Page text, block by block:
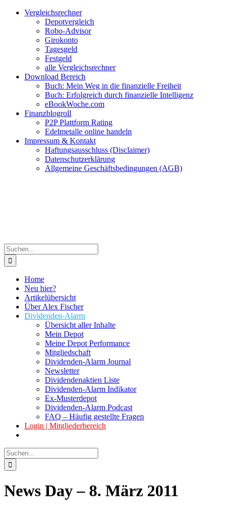
Zum
Facebook
Twitter
Instagram
Pinterest
YouTubeVergleichsrechner
Depotvergleich
Robo-Advisor
Girokonto
Tagesgeld
Festgeld
alle Vergleichsrechner
Download Bereich
Buch: Mein Weg in die finanzielle Freiheit
Buch: Erfolgreich durch finanzielle Intelligenz
eBookWoche.com
Finanzblogroll
P2P Plattform Rating
Edelmetalle online handeln
Impressum & Kontakt
Haftungsausschluss (Disclaimer)
Datenschutzerklärung
Allgemeine Geschäftsbedingungen (AGB)
Suche
nach:
Home
Neu hier?
Artikelübersicht
Über Alex Fischer
Dividenden-Alarm
Übersicht aller Inhalte
Mein Depot
Meine Depot Performance
Mitgliedschaft
Dividenden-Alarm Journal
Newsletter
Dividendenaktien Liste
Dividenden-Alarm Indikator
Ex-Musterdepot
Dividenden-Alarm Podcast
FAQ – Häufig gestellte Fragen
Login | Mitgliederbereich
Suche
nach:
News Day – 8. März 2011